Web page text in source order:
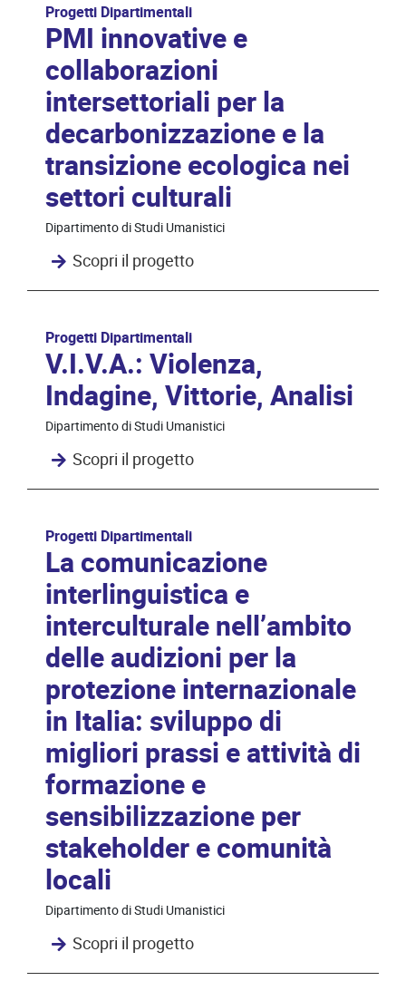
Progetti Dipartimentali
PMI innovative e
collaborazioni
intersettoriali per la
decarbonizzazione e la
transizione ecologica nei
settori culturali
Dipartimento di Studi Umanistici
Scopri il progetto
Progetti Dipartimentali
V.I.V.A.: Violenza,
Indagine, Vittorie, Analisi
Dipartimento di Studi Umanistici
Scopri il progetto
Progetti Dipartimentali
La comunicazione
interlinguistica e
interculturale nell’ambito
delle audizioni per la
protezione internazionale
in Italia: sviluppo di
migliori prassi e attività di
formazione e
sensibilizzazione per
stakeholder e comunità
locali
Dipartimento di Studi Umanistici
Scopri il progetto